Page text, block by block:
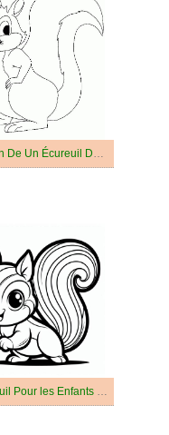
Dessin De Un Écureuil De Animé
Écureuil Pour les Enfants De 2 An